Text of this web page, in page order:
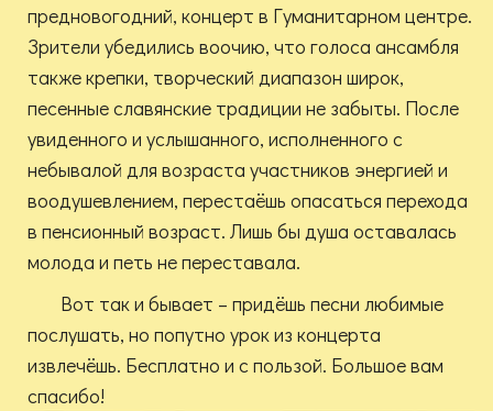
предновогодний, концерт в Гуманитарном центре.
Зрители убедились воочию, что голоса ансамбля
также крепки, творческий диапазон широк,
песенные славянские традиции не забыты. После
увиденного и услышанного, исполненного с
небывалой для возраста участников энергией и
воодушевлением, перестаёшь опасаться перехода
в пенсионный возраст. Лишь бы душа оставалась
молода и петь не переставала.
Вот так и бывает – придёшь песни любимые
послушать, но попутно урок из концерта
извлечёшь. Бесплатно и с пользой. Большое вам
спасибо!